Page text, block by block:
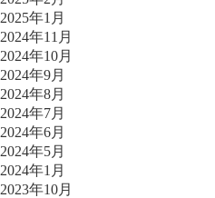
2025年1月
2024年11月
2024年10月
2024年9月
2024年8月
2024年7月
2024年6月
2024年5月
2024年1月
2023年10月